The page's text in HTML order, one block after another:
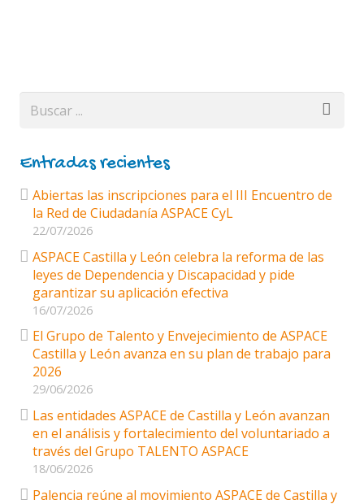
Entradas recientes
Abiertas las inscripciones para el III Encuentro de
la Red de Ciudadanía ASPACE CyL
22/07/2026
ASPACE Castilla y León celebra la reforma de las
leyes de Dependencia y Discapacidad y pide
garantizar su aplicación efectiva
16/07/2026
El Grupo de Talento y Envejecimiento de ASPACE
Castilla y León avanza en su plan de trabajo para
2026
29/06/2026
Las entidades ASPACE de Castilla y León avanzan
en el análisis y fortalecimiento del voluntariado a
través del Grupo TALENTO ASPACE
18/06/2026
Palencia reúne al movimiento ASPACE de Castilla y